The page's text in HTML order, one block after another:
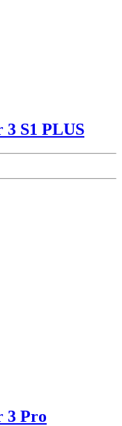
S1 PLUS
3 Pro